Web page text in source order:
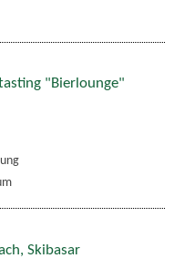
"Bierlounge"
Skibasar